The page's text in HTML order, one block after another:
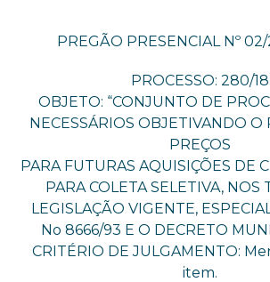
PREGÃO PRESENCIAL Nº
PROCESSO: 280/18
OBJETO: “CONJUNTO DE
NECESSÁRIOS OBJETIVANDO O
PREÇOS
PARA FUTURAS AQUISIÇÕES DE
PARA COLETA SELETIVA, NOS
LEGISLAÇÃO VIGENTE,
No 8666/93 E O DECRETO
CRITÉRIO DE JULGAMENTO:
item.